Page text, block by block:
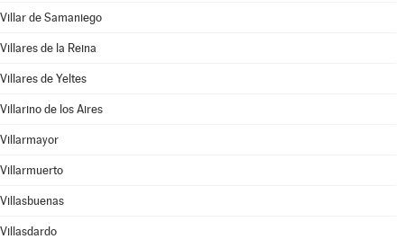
Villar de Samaniego
Villares de la Reina
Villares de Yeltes
Villarino de los Aires
Villarmayor
Villarmuerto
Villasbuenas
Villasdardo